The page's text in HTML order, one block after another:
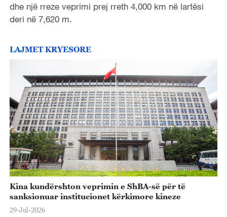
dhe një rreze veprimi prej rreth 4,000 km në lartësi
deri në 7,620 m.
LAJMET KRYESORE
Kina kundërshton veprimin e ShBA-së për të
sanksionuar institucionet kërkimore kineze
29-Jul-2026